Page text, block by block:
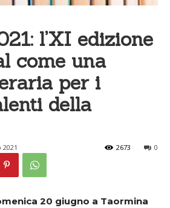
l’XI edizione
come una
per i
della
2021 0
2673
20 giugno a Taormina